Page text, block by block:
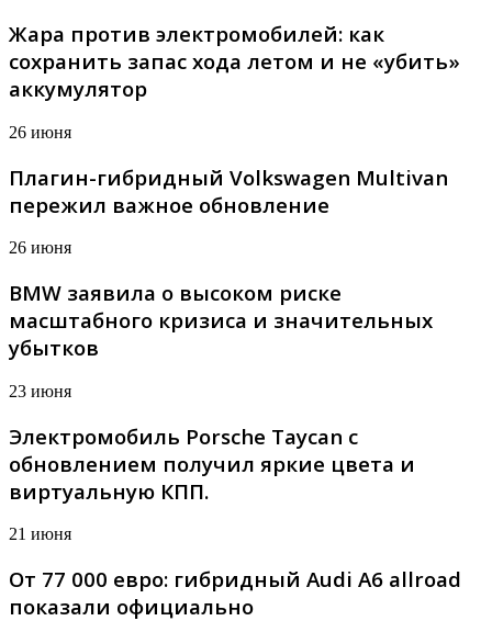
Жара против электромобилей: как
сохранить запас хода летом и не «убить»
аккумулятор
26 июня
Плагин-гибридный Volkswagen Multivan
пережил важное обновление
26 июня
BMW заявила о высоком риске
масштабного кризиса и значительных
убытков
23 июня
Электромобиль Porsche Taycan с
обновлением получил яркие цвета и
виртуальную КПП.
21 июня
От 77 000 евро: гибридный Audi A6 allroad
показали официально